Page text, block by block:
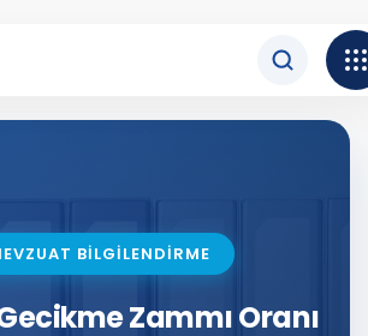
BİLGİLENDİRME
Zammı Oranı